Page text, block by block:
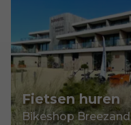
Fietsen huren
Bikeshop Breezand